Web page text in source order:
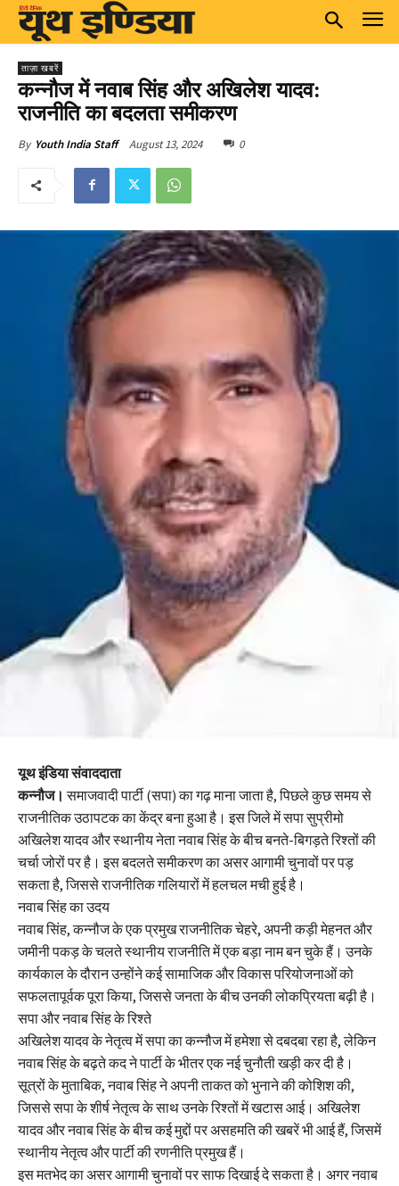
ताज़ा खबरें
कन्नौज में नवाब सिंह और अखिलेश यादव:
राजनीति का बदलता समीकरण
By Youth India Staff August 13, 2024 0
यूथ इंडिया संवाददाता
कन्नौज। समाजवादी पार्टी (सपा) का गढ़ माना जाता है, पिछले कुछ समय से
राजनीतिक उठापटक का केंद्र बना हुआ है। इस जिले में सपा सुप्रीमो
अखिलेश यादव और स्थानीय नेता नवाब सिंह के बीच बनते-बिगड़ते रिश्तों की
चर्चा जोरों पर है। इस बदलते समीकरण का असर आगामी चुनावों पर पड़
सकता है, जिससे राजनीतिक गलियारों में हलचल मची हुई है।
नवाब सिंह का उदय
नवाब सिंह, कन्नौज के एक प्रमुख राजनीतिक चेहरे, अपनी कड़ी मेहनत और
जमीनी पकड़ के चलते स्थानीय राजनीति में एक बड़ा नाम बन चुके हैं। उनके
कार्यकाल के दौरान उन्होंने कई सामाजिक और विकास परियोजनाओं को
सफलतापूर्वक पूरा किया, जिससे जनता के बीच उनकी लोकप्रियता बढ़ी है।
सपा और नवाब सिंह के रिश्ते
अखिलेश यादव के नेतृत्व में सपा का कन्नौज में हमेशा से दबदबा रहा है, लेकिन
नवाब सिंह के बढ़ते कद ने पार्टी के भीतर एक नई चुनौती खड़ी कर दी है।
सूत्रों के मुताबिक, नवाब सिंह ने अपनी ताकत को भुनाने की कोशिश की,
जिससे सपा के शीर्ष नेतृत्व के साथ उनके रिश्तों में खटास आई। अखिलेश
यादव और नवाब सिंह के बीच कई मुद्दों पर असहमति की खबरें भी आई हैं, जिसमें
स्थानीय नेतृत्व और पार्टी की रणनीति प्रमुख हैं।
इस मतभेद का असर आगामी चुनावों पर साफ दिखाई दे सकता है। अगर नवाब